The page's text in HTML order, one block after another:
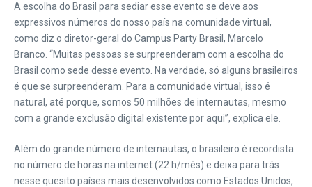
A escolha do Brasil para sediar esse evento se deve aos
expressivos números do nosso país na comunidade virtual,
como diz o diretor-geral do Campus Party Brasil, Marcelo
Branco. “Muitas pessoas se surpreenderam com a escolha do
Brasil como sede desse evento. Na verdade, só alguns brasileiros
é que se surpreenderam. Para a comunidade virtual, isso é
natural, até porque, somos 50 milhões de internautas, mesmo
com a grande exclusão digital existente por aqui”, explica ele.
Além do grande número de internautas, o brasileiro é recordista
no número de horas na internet (22 h/mês) e deixa para trás
nesse quesito países mais desenvolvidos como Estados Unidos,